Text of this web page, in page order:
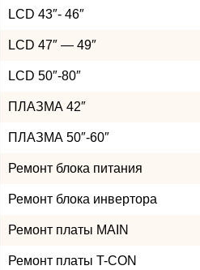
LCD 43″- 46″
LCD 47″ — 49″
LCD 50″-80″
ПЛАЗМА 42″
ПЛАЗМА 50″-60″
Ремонт блока питания
Ремонт блока инвертора
Ремонт платы MAIN
Ремонт платы T-CON